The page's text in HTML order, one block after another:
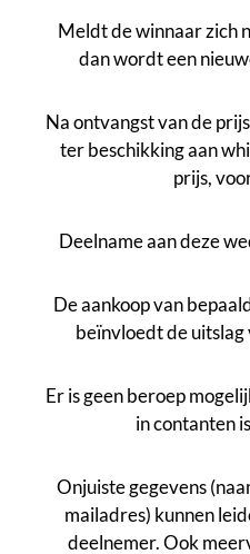
Meldt de winnaar zich
dan wordt een
Na ontvangst van de
ter beschikking aan
prijs,
Deelname aan deze
De aankoop van
beïnvloedt de
Er is geen beroep
in contanten
Onjuiste gegevens
mailadres) kunnen
deelnemer. Ook